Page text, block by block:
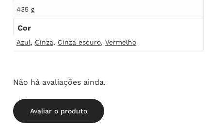
435 g
Cor
Azul, Cinza, Cinza escuro, Vermelho
Não há avaliações ainda.
Avaliar o produto